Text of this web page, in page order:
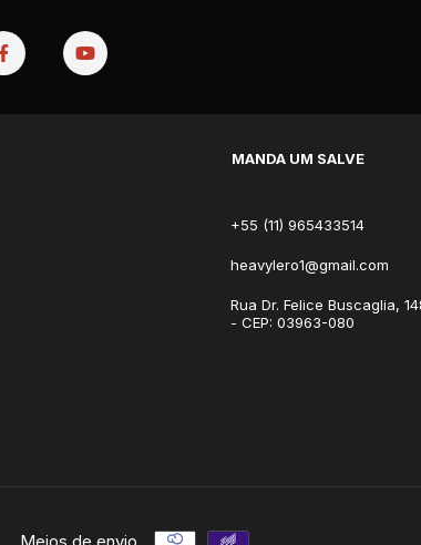
MANDA UM SALVE
+55 (11) 965433514
heavylero1@gmail.com
Rua Dr. Felice Buscaglia,
- CEP: 03963-080